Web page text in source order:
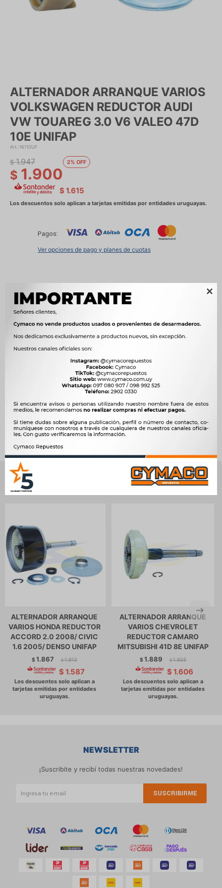

ALTERNADOR ARRANQUE VARIOS
VOLKSWAGEN REDUCTOR AUDI
VW TOUAREG 3.0 V6 VALEO 47D
10E UNIFAP
16110UF
$ 1.900
$ 1.947 2
$ 1.615
Pagos:
Ver opciones de pago y planes de cuotas
Métodos y costos de envío
Características
 
Ver mas productos de la marca Unifap
Productos que te pueden interesar
ALTERNADOR ARRANQUE
VARIOS HONDA REDUCTOR
ACCORD 2.0 2008/ CIVIC
1.6 2005/ DENSO UNIFAP
$1.867 $ 1.913
$ 1.587
ALTERNADOR ARRANQUE
VARIOS CHEVROLET
REDUCTOR CAMARO
MITSUBISHI 41D 8E UNIFAP
$1.889 $ 1.935
$ 1.606
NEWSLETTER
¡Suscribite y recibí todas nuestras novedades!
SUSCRIBIRME